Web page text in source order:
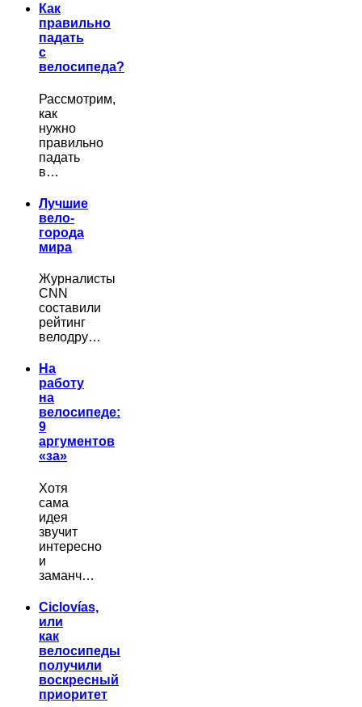
Как
правильно
падать
с
велосипеда?
Рассмотрим,
как
нужно
правильно
падать
в…
Лучшие
вело-
города
мира
Журналисты
CNN
составили
рейтинг
велодру…
На
работу
на
велосипеде:
9
аргументов
«за»
Хотя
сама
идея
звучит
интересно
и
заманч…
Ciclovías,
или
как
велосипеды
получили
воскресный
приоритет